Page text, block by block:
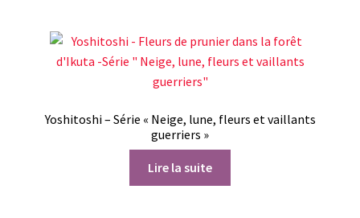
Yoshitoshi – Série « Neige, lune, fleurs et vaillants
guerriers »
Lire la suite